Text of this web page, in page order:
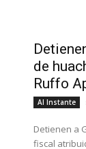
de
Ruffo
Al Instante
Detienen a
fiscal